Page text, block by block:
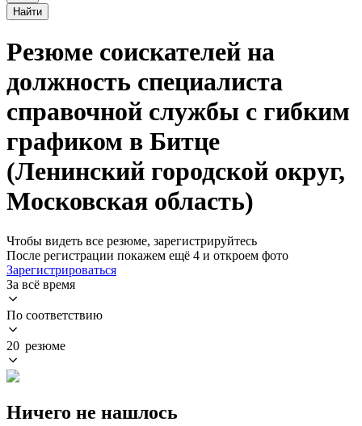
Найти
Резюме соискателей на
должность специалиста
справочной службы с гибким
графиком в Битце
(Ленинский городской округ,
Московская область)
Чтобы видеть все резюме, зарегистрируйтесь
После регистрации покажем ещё 4 и откроем фото
Зарегистрироваться
За всё время
По соответствию
20 резюме
Ничего не нашлось